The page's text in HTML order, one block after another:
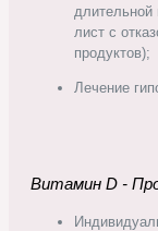
лист с
продуктов);
Лечение
Витамин D -